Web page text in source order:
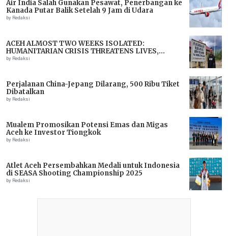
Air India Salah Gunakan Pesawat, Penerbangan ke
Kanada Putar Balik Setelah 9 Jam di Udara
by Redaksi
ACEH ALMOST TWO WEEKS ISOLATED:
HUMANITARIAN CRISIS THREATENS LIVES,
IMMEDIATE ASSISTANCE URGENTLY NEEDED
by Redaksi
Perjalanan China-Jepang Dilarang, 500 Ribu Tiket
Dibatalkan
by Redaksi
Mualem Promosikan Potensi Emas dan Migas
Aceh ke Investor Tiongkok
by Redaksi
Atlet Aceh Persembahkan Medali untuk Indonesia
di SEASA Shooting Championship 2025
by Redaksi